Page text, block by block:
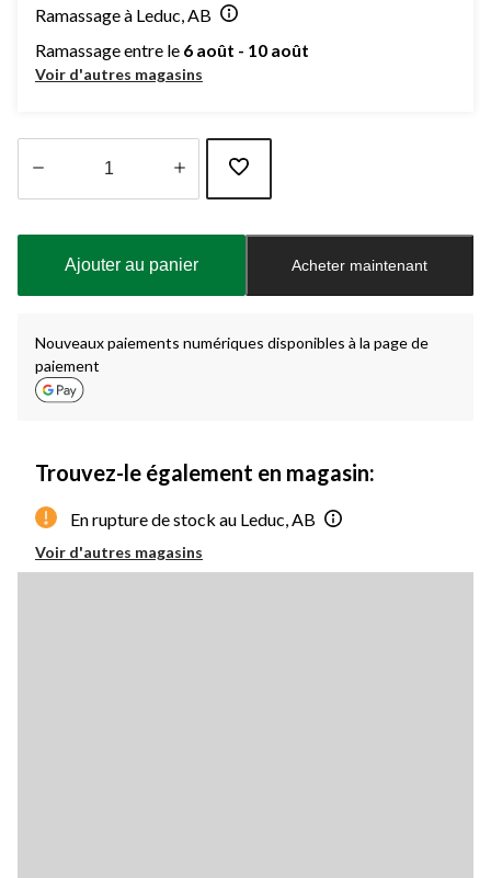
Ramassage à Leduc, AB
Ramassage entre le 6 août - 10 août
Voir d'autres magasins
à
Ajouter au panier Acheter maintenant
Nouveaux paiements numériques disponibles à la page de
paiement
Trouvez-le également en magasin:
En rupture de stock au Leduc, AB
Voir d'autres magasins